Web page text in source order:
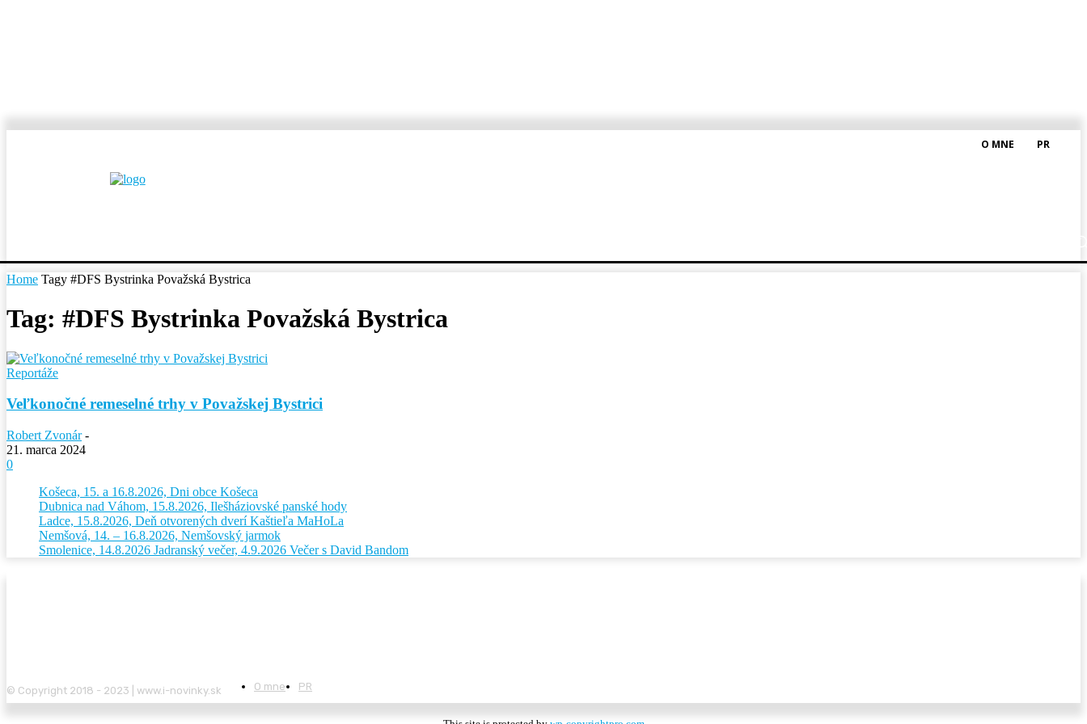
O MNE PR
Home Tagy #DFS Bystrinka Považská Bystrica
Tag: #DFS Bystrinka Považská Bystrica
Reportáže
Veľkonočné remeselné trhy v Považskej Bystrici
Robert Zvonár -
21. marca 2024
0
Košeca, 15. a 16.8.2026, Dni obce Košeca
Dubnica nad Váhom, 15.8.2026, Ilešháziovské panské hody
Ladce, 15.8.2026, Deň otvorených dverí Kaštieľa MaHoLa
Nemšová, 14. – 16.8.2026, Nemšovský jarmok
Smolenice, 14.8.2026 Jadranský večer, 4.9.2026 Večer s David Bandom
© Copyright 2018 - 2023 | www.i-novinky.sk O mne PR